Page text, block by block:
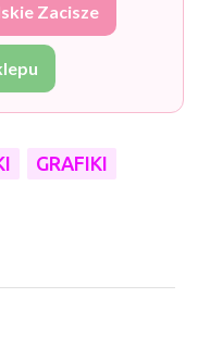
Zacisze
GRAFIKI